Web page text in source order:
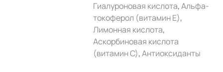
Гиалуроновая кислота,Альфа-
токоферол (витамин Е),
Лимонная кислота,
Аскорбиновая кислота
(витамин С),Антиоксиданты